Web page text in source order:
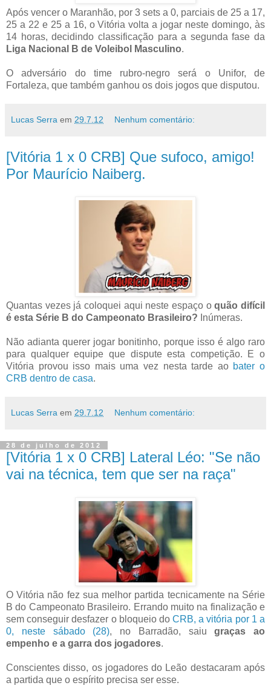
Após vencer o Maranhão, por 3 sets a 0, parciais de 25 a 17,
25 a 22 e 25 a 16, o Vitória volta a jogar neste domingo, às
14 horas, decidindo classificação para a segunda fase da
Liga Nacional B de Voleibol Masculino.
O adversário do time rubro-negro será o Unifor, de
Fortaleza, que também ganhou os dois jogos que disputou.
Lucas Serra em 29.7.12 Nenhum comentário:
[Vitória 1 x 0 CRB] Que sufoco, amigo!
Por Maurício Naiberg.
Quantas vezes já coloquei aqui neste espaço oquão difícil
é esta Série B do Campeonato Brasileiro? Inúmeras.
Não adianta querer jogar bonitinho, porque isso é algo raro
para qualquer equipe que dispute esta competição. E o
Vitória provou isso mais uma vez nesta tarde ao bater o
CRB dentro de casa.
Lucas Serra em 29.7.12 Nenhum comentário:
28 de julho de 2012
[Vitória 1 x 0 CRB] Lateral Léo: "Se não
vai na técnica, tem que ser na raça"
O Vitória não fez sua melhor partida tecnicamente na Série
B do Campeonato Brasileiro. Errando muito na finalização e
sem conseguir desfazer o bloqueio doCRB, a vitória por 1 a
0, neste sábado (28), no Barradão, saiugraças ao
empenho e a garra dos jogadores.
Conscientes disso, os jogadores do Leão destacaram após
a partida que o espírito precisa ser esse.